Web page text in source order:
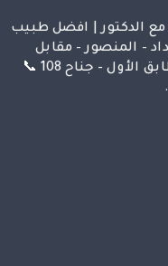
مع الدكتور | افضل طبيب
– المنصور – مقابل
مول بابليون عمارة أزياء شكري – الطابق الأول – جناح 108 📞